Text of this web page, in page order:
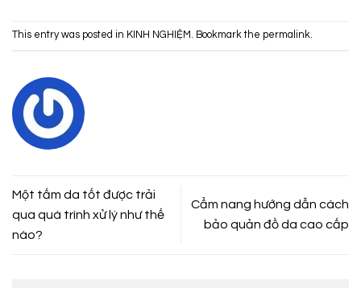
This entry was posted in KINH NGHIỆM . Bookmark the permalink.
Một tấm da tốt được trải
qua quá trình xử lý như thế
nào?
Cẩm nang hướng dẫn cách
bảo quản đồ da cao cấp